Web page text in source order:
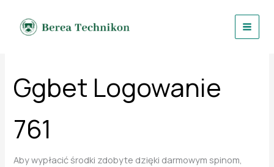
content
Ggbet Logowanie
761
Aby wypłacić środki zdobyte dzięki darmowym spinom,
for: